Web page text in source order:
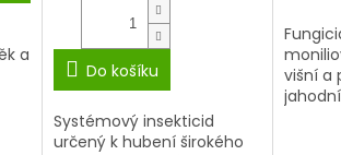
a
Do košíku
Systémový insekticid
určený k hubení širokého
višní a